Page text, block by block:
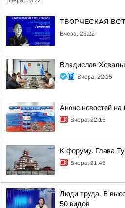
ТВОРЧЕСКАЯ
Вчера, 23:22
Владислав
Вчера, 22:25
Анонс новостей на
Вчера, 22:15
К форуму. Глава
Вчера, 21:45
Люди труда. В
50 видов